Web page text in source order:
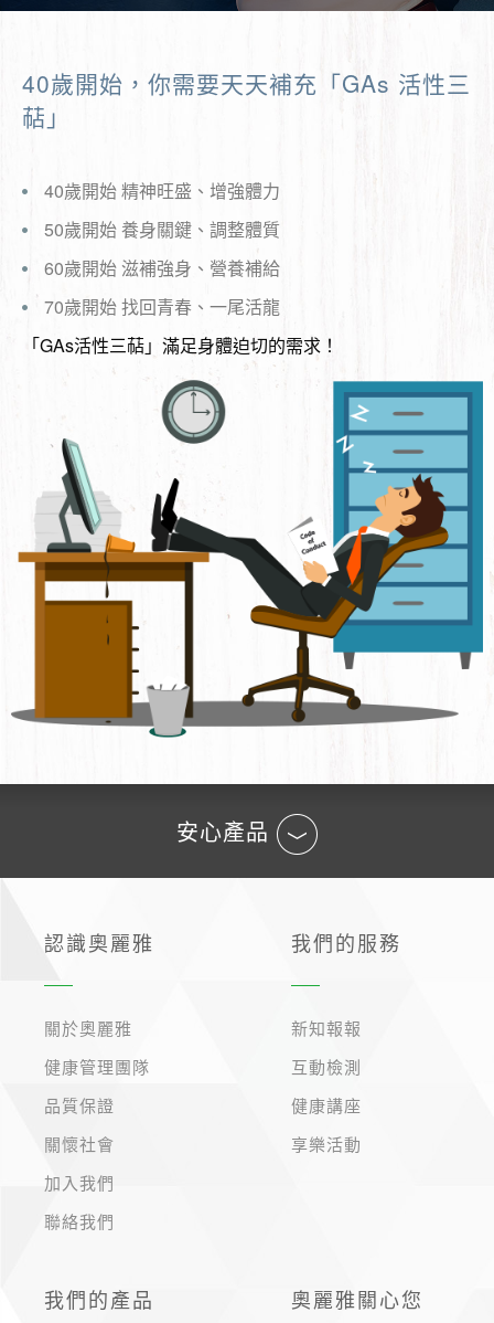
40歲開始， 你需要天天補充「GAs 活性三
萜」
40歲開始 精神旺盛、增強體力
50歲開始 養身關鍵、調整體質
60歲開始 滋補強身、營養補給
70歲開始 找回青春、一尾活龍
「GAs活性三萜」滿足身體迫切的需求！
安心產品
認識奧麗雅
關於奧麗雅
健康管理團隊
品質保證
關懷社會
加入我們
聯絡我們
我們的服務
新知報報
互動檢測
健康講座
享樂活動
我們的產品 奧麗雅關心您